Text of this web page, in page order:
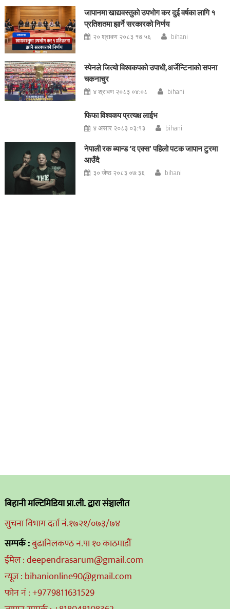
जापानमा खाद्यवस्तुको उपभोग कर दुई वर्षका लागि १
प्रतिशतमा झार्ने सरकारको निर्णय
२० श्रावण २०८३ १७:५६ bihani
स्पेनले जित्यो विश्वकपको उपाधी,अर्जेन्टिनाको सपना
चकनाचुर
४ श्रावण २०८३ ०४:०८ bihani
फिफा विश्वकप प्रत्यक्ष लाईभ
४ असार २०८३ ०३:१३ bihani
नेपाली रक ब्यान्ड ‘द एक्स’ पहिलो पटक जापान टुरमा
आउँदै
३० जेष्ठ २०८३ ०७:३६ bihani
बिहानी मल्टिमिडिया प्रा.ली. द्वारा संञ्चालीत
सुचना विभाग दर्ता नं.१७२१/०७३/७४
सम्पर्क :बुढानिलकण्ठ न.पा १० काठमाडौं
ईमेल : deependrasarum@gmail.com
न्यूज : bihanionline90@gmail.com
फोन नं : +9779811631529